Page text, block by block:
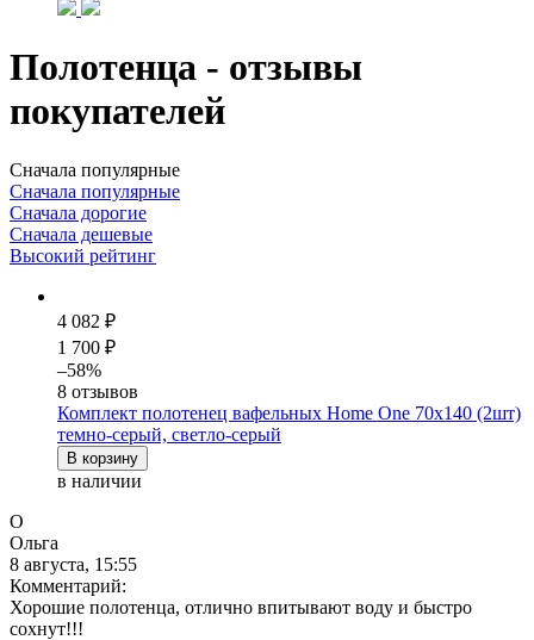
Полотенца - отзывы
покупателей
Сначала популярные
Сначала популярные
Сначала дорогие
Сначала дешевые
Высокий рейтинг
4 082 ₽
1 700 ₽
–58%
8 отзывов
Комплект полотенец вафельных Home One 70х140 (2шт)
темно-серый, светло-серый
В корзину
в наличии
О
Ольга
8 августа, 15:55
Комментарий:
Хорошие полотенца, отлично впитывают воду и быстро
сохнут!!!